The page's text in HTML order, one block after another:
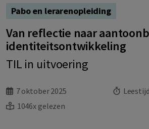
Pabo en lerarenopleiding
Van reflectie naar
identiteitsontwikkeling
TIL in uitvoering
7 oktober 2025
1046x gelezen